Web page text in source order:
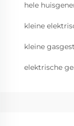
hele
kleine
kleine
elektrische